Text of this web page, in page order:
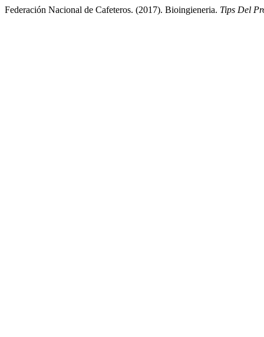
Federación Nacional de Cafeteros. (2017). Bioingieneria. Tips Del